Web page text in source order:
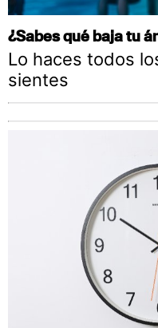
¿Sabes qué baja tu
Lo haces todos
sientes